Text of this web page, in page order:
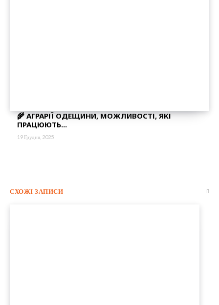
🌾 АГРАРІЇ ОДЕЩИНИ, МОЖЛИВОСТІ, ЯКІ
ПРАЦЮЮТЬ...
19 Грудня, 2025
СХОЖІ ЗАПИСИ